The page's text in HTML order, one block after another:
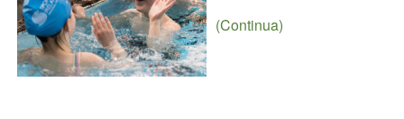
(Continua)